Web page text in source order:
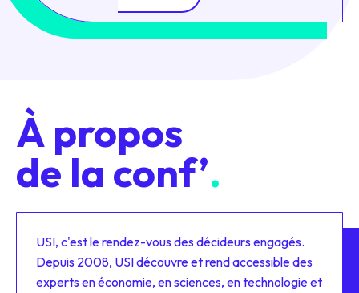
À propos
de la conf’.
USI, c'est le rendez-vous des décideurs engagés.
Depuis 2008, USI découvre et rend accessible des
experts en économie, en sciences, en technologie et